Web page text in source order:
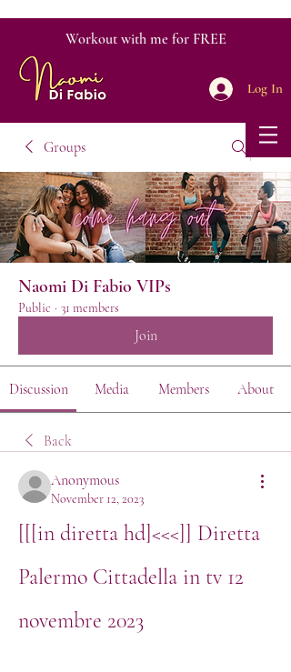
Workout with me for FREE
Log In
Groups
Naomi Di Fabio VIPs
Public · 31 members
Join
Discussion Media Members About
Back
Anonymous
November 12, 2023
[[[in diretta hd]<<<]] Diretta
Palermo Cittadella in tv 12
novembre 2023